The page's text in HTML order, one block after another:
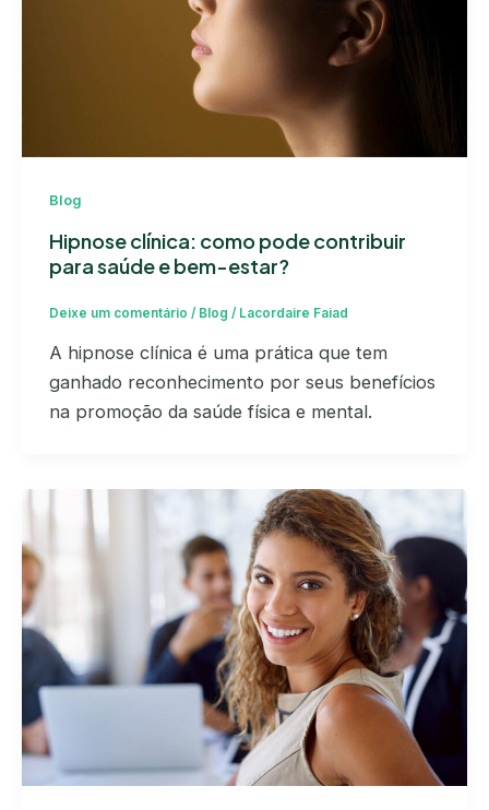
Blog
Hipnose clínica: como pode contribuir
para saúde e bem-estar?
Deixe um comentário / Blog / Lacordaire Faiad
A hipnose clínica é uma prática que tem
ganhado reconhecimento por seus benefícios
na promoção da saúde física e mental.